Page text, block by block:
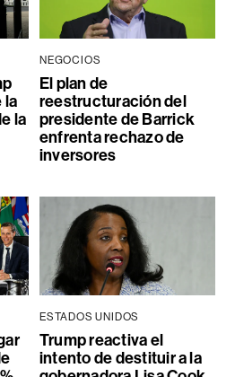
la
la
NEGOCIOS
El plan de
reestructuración del
presidente de Barrick
enfrenta rechazo de
inversores
ESTADOS UNIDOS
Trump reactiva el
intento de destituir a la